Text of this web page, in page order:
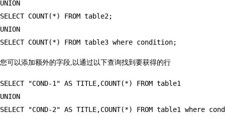
UNION
SELECT COUNT(*) FROM table2;
UNION
您可以添加额外的字段,以通过以下查询找到要获得的行
SELECT "COND-1" AS TITLE,COUNT(*) FROM table1
UNION
SELECT "COND-2" AS TITLE,COUNT(*) FROM table1 where